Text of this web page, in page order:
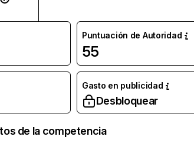
Puntuación de Autoridad
55
Gasto en publicidad
Desbloquear
de la competencia